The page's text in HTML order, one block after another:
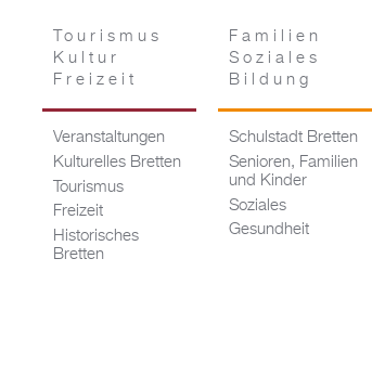
Tourismus
Kultur
Freizeit
Veranstaltungen
Kulturelles Bretten
Tourismus
Freizeit
Historisches
Bretten
Familien
Soziales
Bildung
Schulstadt Bretten
Senioren, Familien
und Kinder
Soziales
Gesundheit